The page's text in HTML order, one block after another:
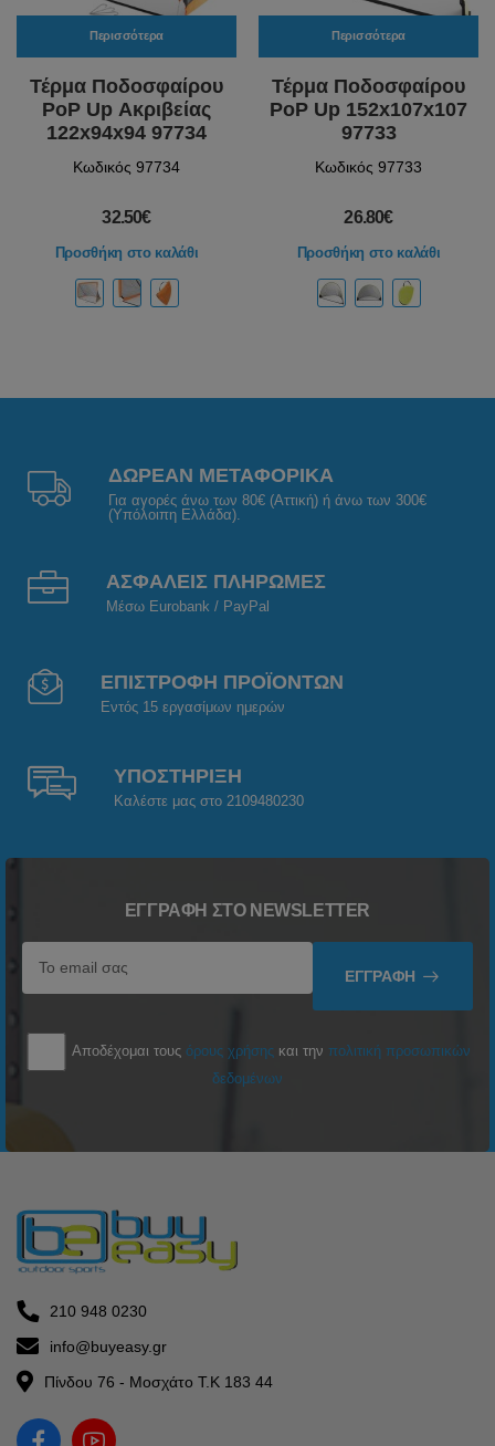
Περισσότερα
Τέρμα Ποδοσφαίρου
PoP Up Ακριβείας
122x94x94 97734
Κωδικός 97734
32.50€
Προσθήκη στο καλάθι
Περισσότερα
Τέρμα Ποδοσφαίρου
PoP Up 152x107x107
97733
Κωδικός 97733
26.80€
Προσθήκη στο καλάθι
ΔΩΡΕΑΝ ΜΕΤΑΦΟΡΙΚΑ
Για αγορές άνω των 80€ (Αττική) ή άνω των 300€
(Υπόλοιπη Ελλάδα).
ΑΣΦΑΛΕΙΣ ΠΛΗΡΩΜΕΣ
Μέσω Eurobank / PayPal
ΕΠΙΣΤΡΟΦΗ ΠΡΟΪΟΝΤΩΝ
Εντός 15 εργασίμων ημερών
ΥΠΟΣΤΗΡΙΞΗ
Καλέστε μας στο 2109480230
ΕΓΓΡΑΦΉ ΣΤΟ NEWSLETTER
ΕΓΓΡΑΦΉ
Αποδέχομαι τους όρους χρήσης και την πολιτική προσωπικών
δεδομένων
210 948 0230
info@buyeasy.gr
Πίνδου 76 - Μοσχάτο Τ.Κ 183 44